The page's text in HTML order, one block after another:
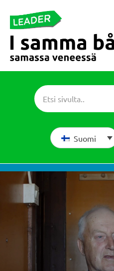
suoraan
sisältöön
Sameboat
Suomi